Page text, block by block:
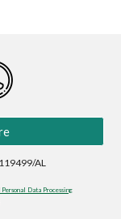
AL
Data Processing